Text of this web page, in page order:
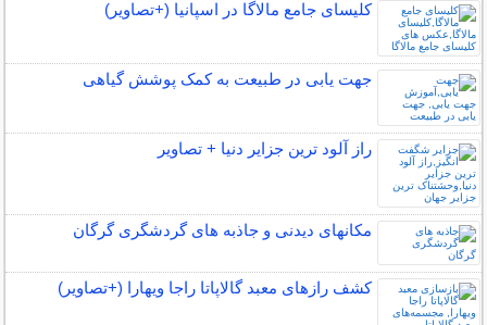
کلیسای جامع مالاگا در اسپانیا (+تصاویر)
جهت یابی در طبیعت به کمک پوشش گیاهی
راز آلود ترین جزایر دنیا + تصاویر
مکانهای دیدنی و جاذبه های گردشگری گرگان
کشف رازهای معبد گالاپاتا راجا ویهارا (+تصاویر)